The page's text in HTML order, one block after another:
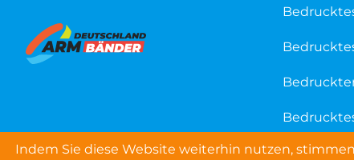
Indem Sie diese Website weiterhin nutzen,